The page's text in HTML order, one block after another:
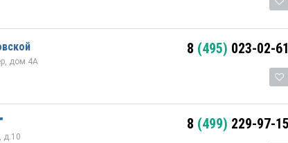
дом 4А
8 (495) 023-02-61
д.10
8 (499) 229-97-15